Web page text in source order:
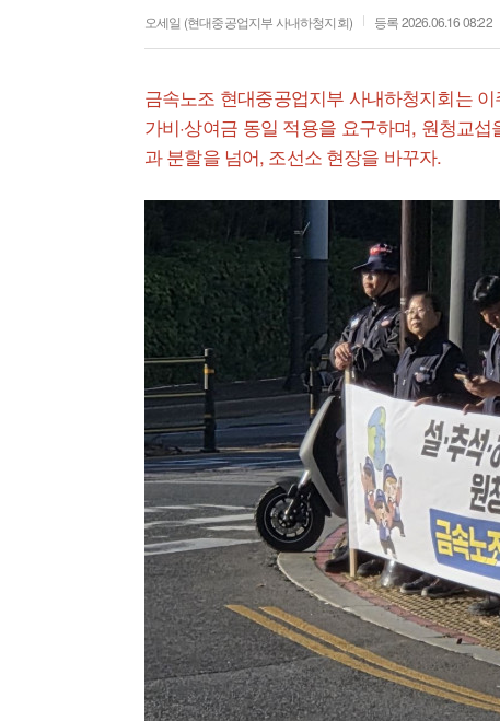
오세일 (현대중공업지부 사내하청지회) 등록 2026.06.16 08:22
금속노조 현대중공업지부 사내하청지회는
가비·상여금 동일 적용을 요구하며, 원청교
과 분할을 넘어, 조선소 현장을 바꾸자.